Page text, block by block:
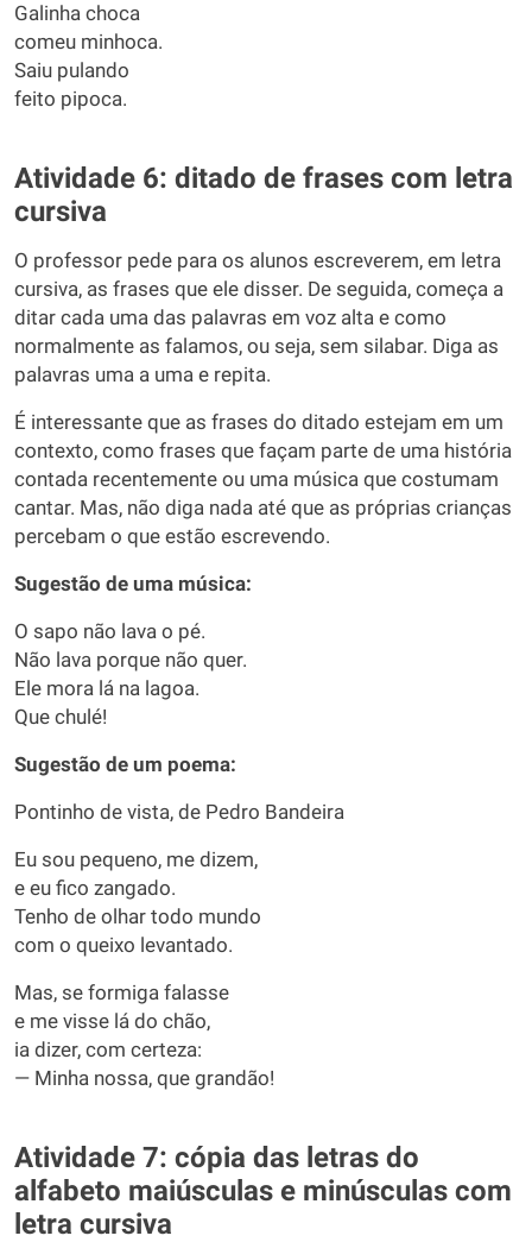
Galinha choca
comeu minhoca.
Saiu pulando
feito pipoca.
Atividade 6: ditado de frases com letra
cursiva
O professor pede para os alunos escreverem, em letra
cursiva, as frases que ele disser. De seguida, começa a
ditar cada uma das palavras em voz alta e como
normalmente as falamos, ou seja, sem silabar. Diga as
palavras uma a uma e repita.
É interessante que as frases do ditado estejam em um
contexto, como frases que façam parte de uma história
contada recentemente ou uma música que costumam
cantar. Mas, não diga nada até que as próprias crianças
percebam o que estão escrevendo.
Sugestão de uma música:
O sapo não lava o pé.
Não lava porque não quer.
Ele mora lá na lagoa.
Que chulé!
Sugestão de um poema:
Pontinho de vista, de Pedro Bandeira
Eu sou pequeno, me dizem,
e eu fico zangado.
Tenho de olhar todo mundo
com o queixo levantado.
Mas, se formiga falasse
e me visse lá do chão,
ia dizer, com certeza:
— Minha nossa, que grandão!
Atividade 7: cópia das letras do
alfabeto maiúsculas e minúsculas com
letra cursiva